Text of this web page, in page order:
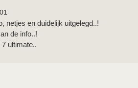
netjes en duidelijk uitgelegd..!
de info..!
ultimate..